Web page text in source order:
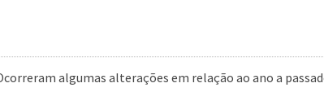
algumas alterações em relação ao ano a